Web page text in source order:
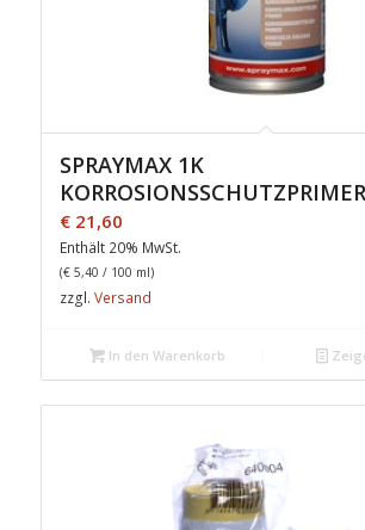
SPRAYMAX 1K
KORROSIONSSCHUTZPRIMER
€21,60
Enthält 20% MwSt.
(€5,40 / 100 ml)
zzgl. Versand
In den Warenkorb